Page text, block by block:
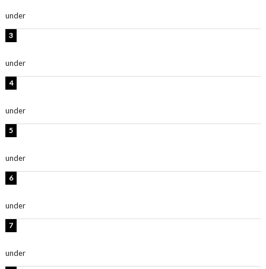
under
under
under
under
under
under